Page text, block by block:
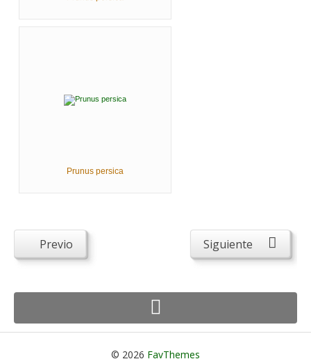
Prunus persica
Previo Siguiente
© 2026 FavThemes